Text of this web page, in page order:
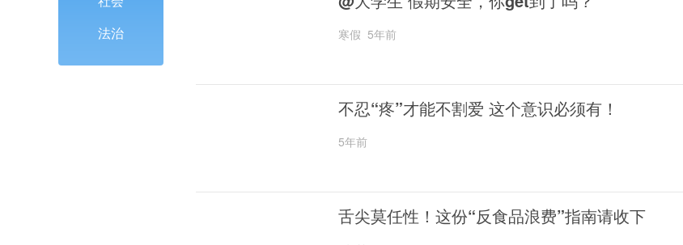
法治
寒假 5年前
不忍“疼”才能不割爱 这个意识必须有！
5年前
舌尖莫任性！这份“反食品浪费”指南请收下